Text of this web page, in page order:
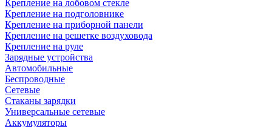
Крепление на лобовом стекле
Крепление на подголовнике
Крепление на приборной панели
Крепление на решетке воздуховода
Крепление на руле
Зарядные устройства
Автомобильные
Беспроводные
Сетевые
Стаканы зарядки
Универсальные сетевые
Аккумуляторы